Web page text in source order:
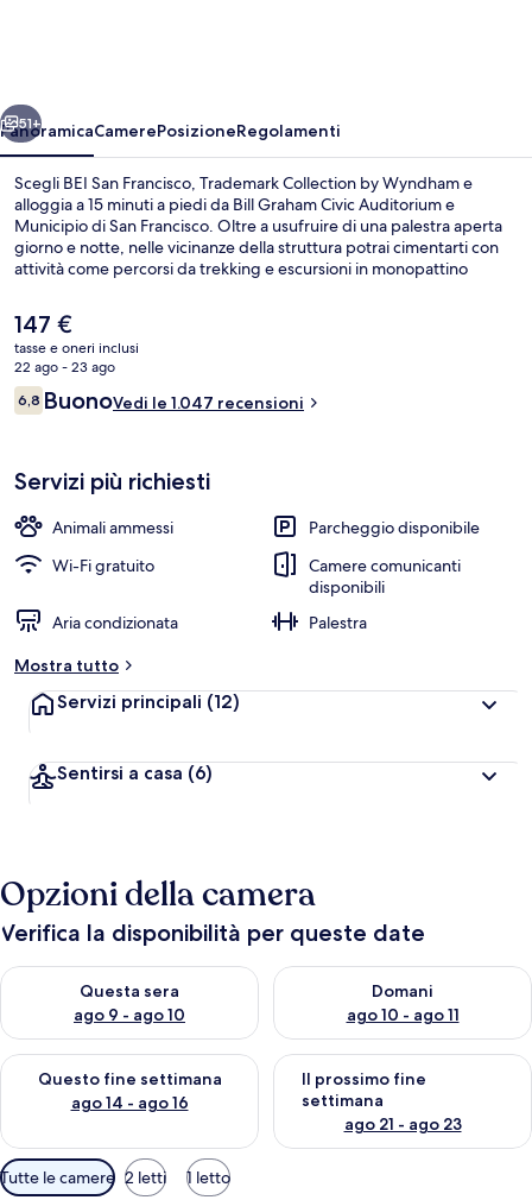
by
Wyndham
Avanti
51+
PanoramicaCamerePosizioneRegolamenti
Scegli BEI San Francisco, Trademark Collection by Wyndham e
alloggia a 15 minuti a piedi da Bill Graham Civic Auditorium e
Municipio di San Francisco. Oltre a usufruire di una palestra aperta
giorno e notte, nelle vicinanze della struttura potrai cimentarti con
attività come percorsi da trekking e escursioni in monopattino
Convention Center e Oracle Park si trovano a soli 5 minuti in auto. Il
personale gentile e il comfort generale sono caratteristiche
apprezzate dalle recensioni degli ospiti. La struttura è comoda per
usare i mezzi pubblici: Stazione metro di Market St & 8th St e
Stazione metro di Market St & Hyde St sono a breve distanza a
piedi.
Il
prezzo
attuale
è
147 €
147 €
tasse e oneri inclusi
22 ago - 23 ago
Recensioni
6,86,8 su 10
BuonoVedi le 1.047 recensioni
Servizi più richiesti
Animali ammessi
Parcheggio disponibile
Wi-Fi gratuito
Camere comunicanti
disponibili
Aria condizionata
Palestra
Mostra tutto
Servizi principali (12)
Sentirsi a casa (6)
Opzioni della camera
Verifica la disponibilità per queste date
Questa sera
ago 9 - ago 10
Verifica la disponibilità per questa sera, ago 9 - ago 10
Domani
ago 10 - ago 11
Verifica la disponibilità per
Questo fine settimana
ago 14 - ago 16
Verifica la disponibilità per questo fine settimana, ago 14 -
Il prossimo fine
settimana
ago 21 - ago 23
Verifica la disponibilità per il
Filtri
disponibili
Tutte le camere 2 letti 1 letto